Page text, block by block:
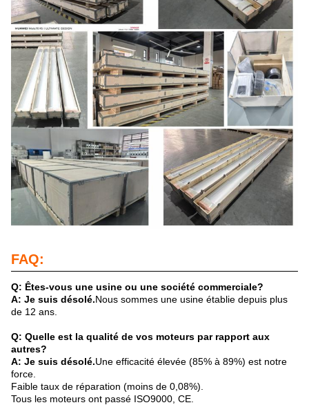
FAQ:
Q: Êtes-vous une usine ou une société commerciale?
A: Je suis désolé.Nous sommes une usine établie depuis plus
de 12 ans.
Q: Quelle est la qualité de vos moteurs par rapport aux
autres?
A: Je suis désolé.Une efficacité élevée (85% à 89%) est notre
force.
Faible taux de réparation (moins de 0,08%).
Tous les moteurs ont passé ISO9000, CE.